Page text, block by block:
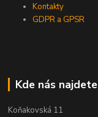
Kontakty
GDPR a GPSR
Kde nás najdete
Koňakovská 11